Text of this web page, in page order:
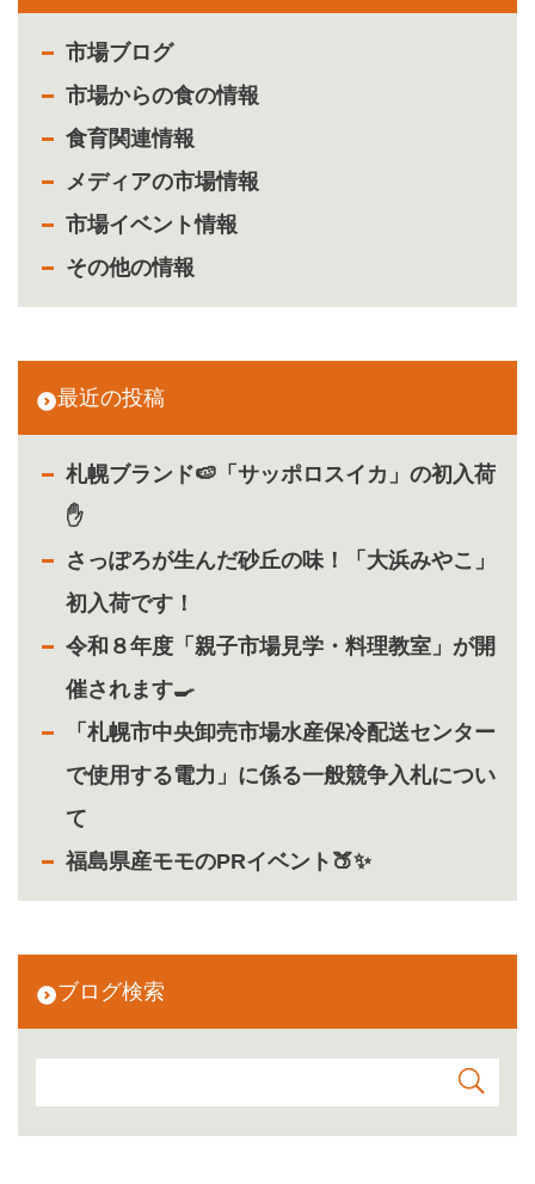
市場ブログ
市場からの食の情報
食育関連情報
メディアの市場情報
市場イベント情報
その他の情報
最近の投稿
札幌ブランド🍉「サッポロスイカ」の初入荷
✋
さっぽろが生んだ砂丘の味！「大浜みやこ」
初入荷です！
令和８年度「親子市場見学・料理教室」が開
催されます🍳
「札幌市中央卸売市場水産保冷配送センター
で使用する電力」に係る一般競争入札につい
て
福島県産モモのPRイベント🍑✨
ブログ検索